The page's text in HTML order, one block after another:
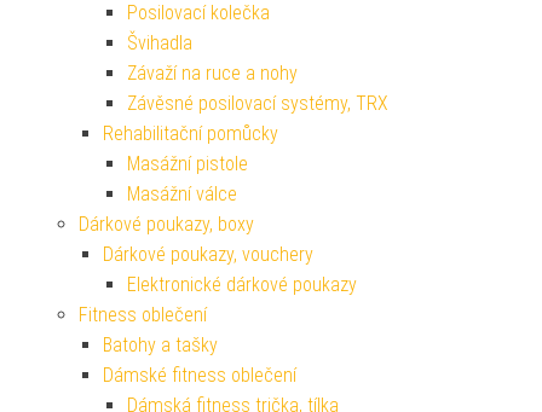
Posilovací kolečka
Švihadla
Závaží na ruce a nohy
Závěsné posilovací systémy, TRX
Rehabilitační pomůcky
Masážní pistole
Masážní válce
Dárkové poukazy, boxy
Dárkové poukazy, vouchery
Elektronické dárkové poukazy
Fitness oblečení
Batohy a tašky
Dámské fitness oblečení
Dámská fitness trička, tílka